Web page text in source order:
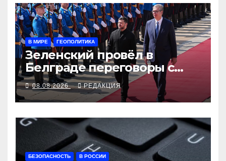
В МИРЕ ГЕОПОЛИТИКА
Зеленский провёл в
Белграде переговоры с
Вучичем
08.08.2026 РЕДАКЦИЯ
БЕЗОПАСНОСТЬ В РОССИИ